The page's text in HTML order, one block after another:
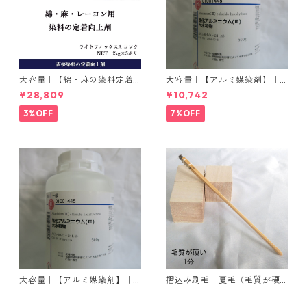
大容量｜【綿・麻の染料定着
向上剤】｜2kg×5本｜ライト
フィックスAコンク
¥28,809
3%OFF
大容量｜【アルミ媒染剤】｜5
00g−3本入り｜塩化アルミニ
ウム
¥10,742
7%OFF
大容量｜【アルミ媒染剤】｜5
摺込み刷毛｜夏毛（毛質が硬